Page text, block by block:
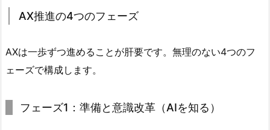
AX推進の4つのフェーズ
AXは一歩ずつ進めることが肝要です。無理のない4つのフ
ェーズで構成します。
フェーズ1：準備と意識改革（AIを知る）